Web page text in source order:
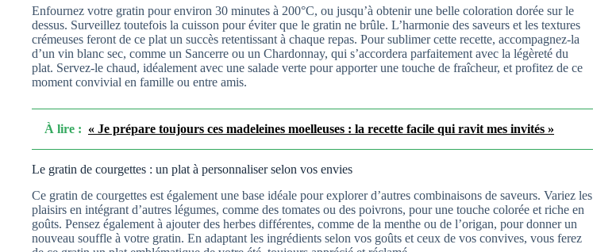
Enfournez votre gratin pour environ 30 minutes à 200°C, ou jusqu’à obtenir une belle coloration dorée sur le
dessus. Surveillez toutefois la cuisson pour éviter que le gratin ne brûle. L’harmonie des saveurs et les textures
crémeuses feront de ce plat un succès retentissant à chaque repas. Pour sublimer cette recette, accompagnez-la
d’un vin blanc sec, comme un Sancerre ou un Chardonnay, qui s’accordera parfaitement avec la légèreté du
plat. Servez-le chaud, idéalement avec une salade verte pour apporter une touche de fraîcheur, et profitez de ce
moment convivial en famille ou entre amis.
À lire : « Je prépare toujours ces madeleines moelleuses : la recette facile qui ravit mes invités »
Le gratin de courgettes : un plat à personnaliser selon vos envies
Ce gratin de courgettes est également une base idéale pour explorer d’autres combinaisons de saveurs. Variez les
plaisirs en intégrant d’autres légumes, comme des tomates ou des poivrons, pour une touche colorée et riche en
goûts. Pensez également à ajouter des herbes différentes, comme de la menthe ou de l’origan, pour donner un
nouveau souffle à votre gratin. En adaptant les ingrédients selon vos goûts et ceux de vos convives, vous ferez